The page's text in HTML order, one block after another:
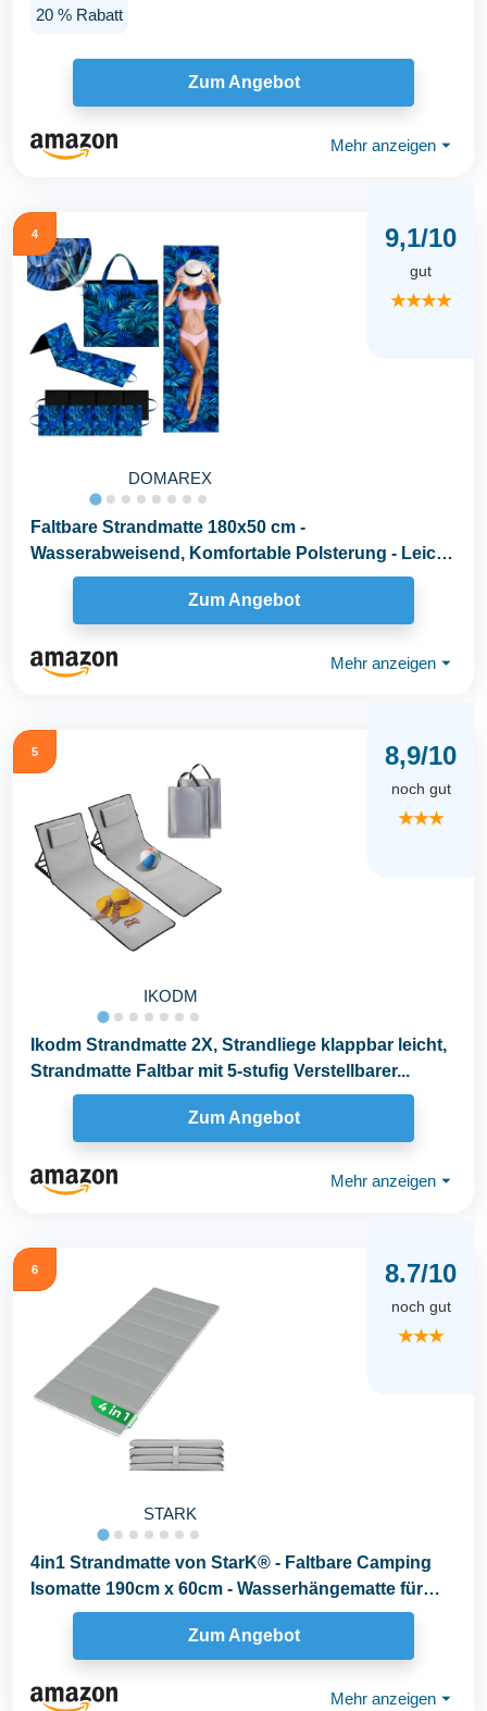
20 % Rabatt
Zum Angebot
Mehr anzeigen ⏷
4
DOMAREX
9,1/10
gut
★★★★
Faltbare Strandmatte 180x50 cm -
Wasserabweisend, Komfortable Polsterung - Leicht
& Platzsparend...
Zum Angebot
Mehr anzeigen ⏷
5
IKODM
8,9/10
noch gut
★★★
Ikodm Strandmatte 2X, Strandliege klappbar leicht,
Strandmatte Faltbar mit 5-stufig Verstellbarer...
Zum Angebot
Mehr anzeigen ⏷
6
STARK
8.7/10
noch gut
★★★
4in1 Strandmatte von StarK® - Faltbare Camping
Isomatte 190cm x 60cm - Wasserhängematte für
Pool...
Zum Angebot
Mehr anzeigen ⏷